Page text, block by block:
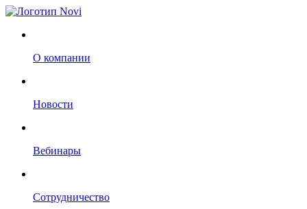
О компании
Новости
Вебинары
Сотрудничество